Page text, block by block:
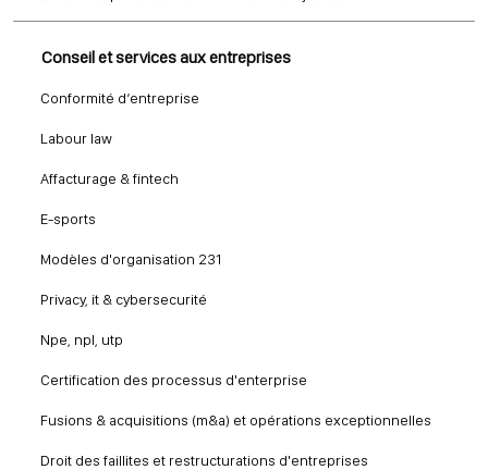
Conseil et services aux entreprises
Conformité d’entreprise
Labour law
Affacturage & fintech
E-sports
Modèles d'organisation 231
Privacy, it & cybersecurité
Npe, npl, utp
Certification des processus d'enterprise
Fusions & acquisitions (m&a) et opérations exceptionnelles
Droit des faillites et restructurations d'entreprises